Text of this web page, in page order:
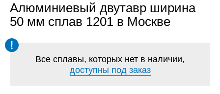
Алюминиевый двутавр ширина
50 мм сплав 1201 в Москве
Все сплавы, которых нет в наличии,
доступны под заказ